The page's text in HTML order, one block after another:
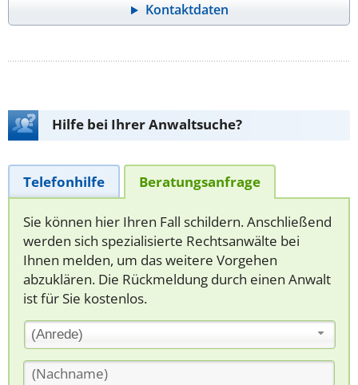
Kontaktdaten
Hilfe bei Ihrer Anwaltsuche?
Telefonhilfe Beratungsanfrage
Sie können hier Ihren Fall schildern. Anschließend
werden sich spezialisierte Rechtsanwälte bei
Ihnen melden, um das weitere Vorgehen
abzuklären. Die Rückmeldung durch einen Anwalt
ist für Sie kostenlos.
(Anrede)